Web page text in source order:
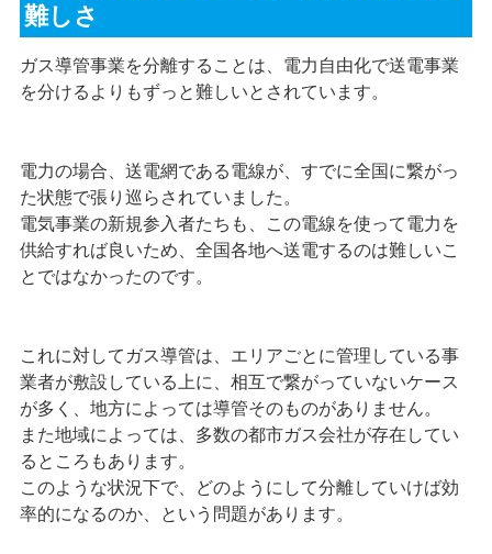
難しさ
ガス導管事業を分離することは、電力自由化で送電事業
を分けるよりもずっと難しいとされています。
電力の場合、送電網である電線が、すでに全国に繋がっ
た状態で張り巡らされていました。
電気事業の新規参入者たちも、この電線を使って電力を
供給すれば良いため、全国各地へ送電するのは難しいこ
とではなかったのです。
これに対してガス導管は、エリアごとに管理している事
業者が敷設している上に、相互で繋がっていないケース
が多く、地方によっては導管そのものがありません。
また地域によっては、多数の都市ガス会社が存在してい
るところもあります。
このような状況下で、どのようにして分離していけば効
率的になるのか、という問題があります。